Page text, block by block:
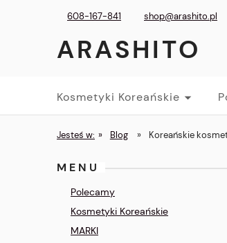
608-167-841 shop@arashito.pl
ARASHITO
Kosmetyki Koreańskie
Jesteś w: » Blog » Koreańskie
MENU
Polecamy
Kosmetyki Koreańskie
MARKI